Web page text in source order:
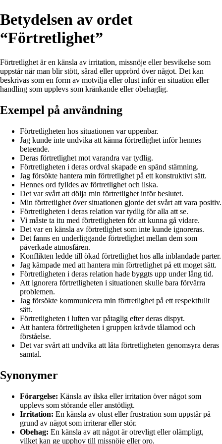
Betydelsen av ordet
“Förtretlighet”
Förtretlighet är en känsla av irritation, missnöje eller besvikelse som
uppstår när man blir stött, sårad eller upprörd över något. Det kan
beskrivas som en form av motvilja eller olust inför en situation eller
handling som upplevs som kränkande eller obehaglig.
Exempel på användning
Förtretligheten hos situationen var uppenbar.
Jag kunde inte undvika att känna förtretlighet inför hennes
beteende.
Deras förtretlighet mot varandra var tydlig.
Förtretligheten i deras ordval skapade en spänd stämning.
Jag försökte hantera min förtretlighet på ett konstruktivt sätt.
Hennes ord fylldes av förtretlighet och ilska.
Det var svårt att dölja min förtretlighet inför beslutet.
Min förtretlighet över situationen gjorde det svårt att vara positiv.
Förtretligheten i deras relation var tydlig för alla att se.
Vi måste ta itu med förtretligheten för att kunna gå vidare.
Det var en känsla av förtretlighet som inte kunde ignoreras.
Det fanns en underliggande förtretlighet mellan dem som
påverkade atmosfären.
Konflikten ledde till ökad förtretlighet hos alla inblandade parter.
Jag kämpade med att hantera min förtretlighet på ett moget sätt.
Förtretligheten i deras relation hade byggts upp under lång tid.
Att ignorera förtretligheten i situationen skulle bara förvärra
problemen.
Jag försökte kommunicera min förtretlighet på ett respektfullt
sätt.
Förtretligheten i luften var påtaglig efter deras dispyt.
Att hantera förtretligheten i gruppen krävde tålamod och
förståelse.
Det var svårt att undvika att låta förtretligheten genomsyra deras
samtal.
Synonymer
Förargelse: Känsla av ilska eller irritation över något som
upplevs som störande eller anstötligt.
Irritation: En känsla av olust eller frustration som uppstår på
grund av något som irriterar eller stör.
Obehag: En känsla av att något är otrevligt eller olämpligt,
vilket kan ge upphov till missnöje eller oro.